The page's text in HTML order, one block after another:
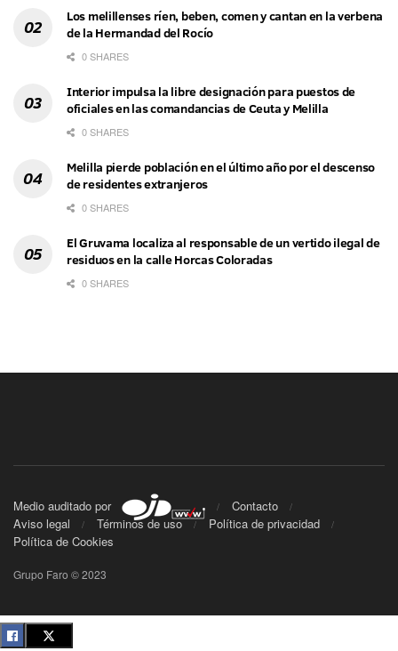
Los melillenses ríen, beben, comen y cantan en la verbena
de la Hermandad del Rocío
0 SHARES
Interior impulsa la libre designación para puestos de
oficiales en las comandancias de Ceuta y Melilla
0 SHARES
Melilla pierde población en el último año por el descenso
de residentes extranjeros
0 SHARES
El Gruvama localiza al responsable de un vertido ilegal de
residuos en la calle Horcas Coloradas
0 SHARES
Medio auditado por
Contacto
Aviso legal
Términos de uso
Política de privacidad
Política de Cookies
Grupo Faro © 2023